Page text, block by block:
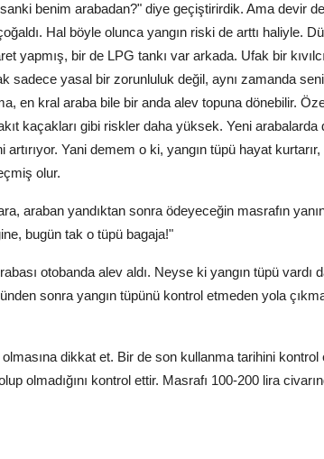
benim arabadan?" diye geçiştirirdik. Ama devir
Hal böyle olunca yangın riski de arttı haliyle.
yapmış, bir de LPG tankı var arkada. Ufak bir
sadece yasal bir zorunluluk değil, aynı zamanda
en kral araba bile bir anda alev topuna dönebilir.
kaçakları gibi riskler daha yüksek. Yeni arabalarda
Yani demem o ki, yangın tüpü hayat
olur.
araban yandıktan sonra ödeyeceğin masrafın
bugün tak o tüpü bagaja!"
otobanda alev aldı. Neyse ki yangın tüpü vardı
sonra yangın tüpünü kontrol etmeden yola
olmasına dikkat et. Bir de son kullanma tarihini
olmadığını kontrol ettir. Masrafı 100-200 lira